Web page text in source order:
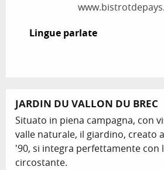
Lingue parlate
Lingue parlate
JARDIN DU VALLON DU BREC
Situato in piena campagna, con
valle naturale, il giardino, creato
'90, si integra perfettamente con
circostante.